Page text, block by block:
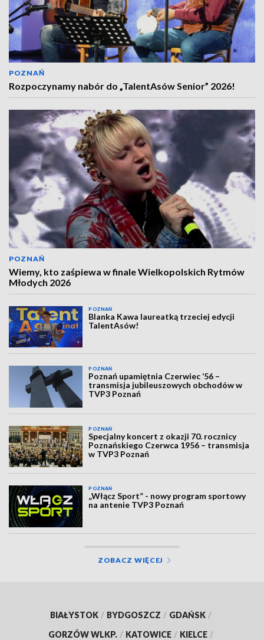
POZNAŃ
Rozpoczynamy nabór do „TalentAsów Senior” 2026!
POZNAŃ
Wiemy, kto zaśpiewa w finale Wielkopolskich Rytmów
Młodych 2026
POZNAŃ
Blanka Kawa laureatką trzeciej edycji
TalentAsów!
POZNAŃ
Poznań upamiętnia Czerwiec ’56 –
transmisja jubileuszowych obchodów w
TVP3 Poznań
POZNAŃ
Specjalny koncert z okazji 70. rocznicy
Poznańskiego Czerwca 1956 – transmisja
w TVP3 Poznań
POZNAŃ
„Włącz Sport” - nowy program sportowy
na antenie TVP3 Poznań
ZOBACZ WIĘCEJ
BIAŁYSTOK / BYDGOSZCZ / GDAŃSK /
GORZÓW WLKP. / KATOWICE / KIELCE /